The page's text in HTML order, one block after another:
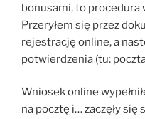
bonusami, to procedura
Przeryłem się przez
rejestrację online, a
potwierdzenia (tu:
Wniosek online
na pocztę i… zaczęły się